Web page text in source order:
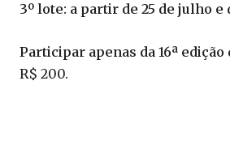
3º lote: a partir de 25 de julho e
Participar apenas da 16ª
R$ 200.